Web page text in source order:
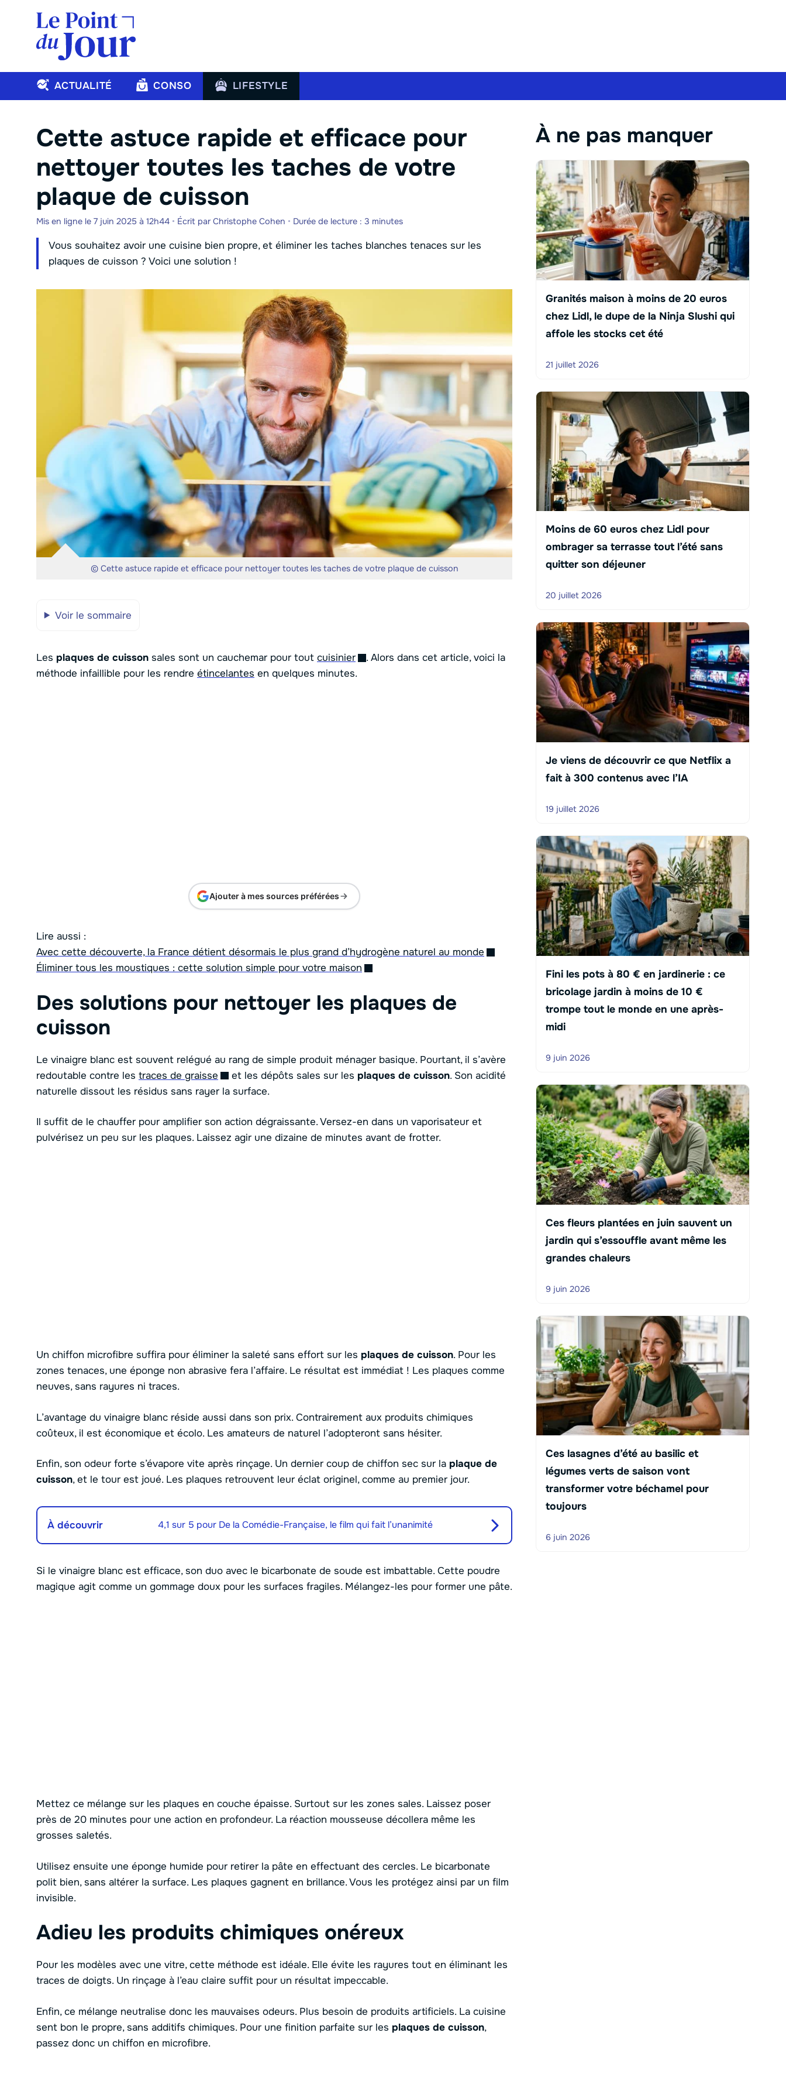
contenu
ACTUALITÉ CONSO LIFESTYLE
Cette astuce rapide et efficace pour
nettoyer toutes les taches de votre
plaque de cuisson
Mis en ligne le 7 juin 2025 à 12h44 • Écrit par Christophe Cohen • Durée de lecture : 3 minutes
Vous souhaitez avoir une cuisine bien propre, et éliminer les taches blanches tenaces sur les
plaques de cuisson ? Voici une solution !
© Cette astuce rapide et efficace pour nettoyer toutes les taches de votre plaque de cuisson
Voir le sommaire
Les plaques de cuisson sales sont un cauchemar pour tout cuisinier
. Alors dans cet article, voici la
méthode infaillible pour les rendre étincelantes en quelques minutes.
Ajouter à mes sources préférées
Lire aussi :
Avec cette découverte, la France détient désormais le plus grand d’hydrogène naturel au monde
Éliminer tous les moustiques : cette solution simple pour votre maison
Des solutions pour nettoyer les plaques de
cuisson
Le vinaigre blanc est souvent relégué au rang de simple produit ménager basique. Pourtant, il s’avère
redoutable contre les traces de graisse et les dépôts sales sur les plaques de cuisson. Son acidité
naturelle dissout les résidus sans rayer la surface.
Il suffit de le chauffer pour amplifier son action dégraissante. Versez-en dans un vaporisateur et
pulvérisez un peu sur les plaques. Laissez agir une dizaine de minutes avant de frotter.
Un chiffon microfibre suffira pour éliminer la saleté sans effort sur les plaques de cuisson. Pour les
zones tenaces, une éponge non abrasive fera l’affaire. Le résultat est immédiat ! Les plaques comme
neuves, sans rayures ni traces.
L’avantage du vinaigre blanc réside aussi dans son prix. Contrairement aux produits chimiques
coûteux, il est économique et écolo. Les amateurs de naturel l’adopteront sans hésiter.
Enfin, son odeur forte s’évapore vite après rinçage. Un dernier coup de chiffon sec sur la plaque de
cuisson, et le tour est joué. Les plaques retrouvent leur éclat originel, comme au premier jour.
À découvrir 4,1 sur 5 pour De la Comédie-Française, le film qui fait l’unanimité
Si le vinaigre blanc est efficace, son duo avec le bicarbonate de soude est imbattable. Cette poudre
magique agit comme un gommage doux pour les surfaces fragiles. Mélangez-les pour former une pâte.
Mettez ce mélange sur les plaques en couche épaisse. Surtout sur les zones sales. Laissez poser
près de 20 minutes pour une action en profondeur. La réaction mousseuse décollera même les
grosses saletés.
Utilisez ensuite une éponge humide pour retirer la pâte en effectuant des cercles. Le bicarbonate
polit bien, sans altérer la surface. Les plaques gagnent en brillance. Vous les protégez ainsi par un film
invisible.
Adieu les produits chimiques onéreux
Pour les modèles avec une vitre, cette méthode est idéale. Elle évite les rayures tout en éliminant les
traces de doigts. Un rinçage à l’eau claire suffit pour un résultat impeccable.
Enfin, ce mélange neutralise donc les mauvaises odeurs. Plus besoin de produits artificiels. La cuisine
sent bon le propre, sans additifs chimiques. Pour une finition parfaite sur les plaques de cuisson,
passez donc un chiffon en microfibre.
À ne pas manquer
Granités maison à moins de 20 euros
chez Lidl, le dupe de la Ninja Slushi qui
affole les stocks cet été
21 juillet 2026
Moins de 60 euros chez Lidl pour
ombrager sa terrasse tout l’été sans
quitter son déjeuner
20 juillet 2026
Je viens de découvrir ce que Netflix a
fait à 300 contenus avec l’IA
19 juillet 2026
Fini les pots à 80 € en jardinerie : ce
bricolage jardin à moins de 10 €
trompe tout le monde en une après-
midi
9 juin 2026
Ces fleurs plantées en juin sauvent un
jardin qui s’essouffle avant même les
grandes chaleurs
9 juin 2026
Ces lasagnes d’été au basilic et
légumes verts de saison vont
transformer votre béchamel pour
toujours
6 juin 2026